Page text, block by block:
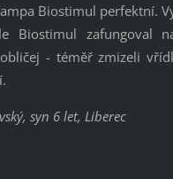
Biostimul perfektní.
Biostimul zafungoval
- téměř zmizeli
syn 6 let, Liberec